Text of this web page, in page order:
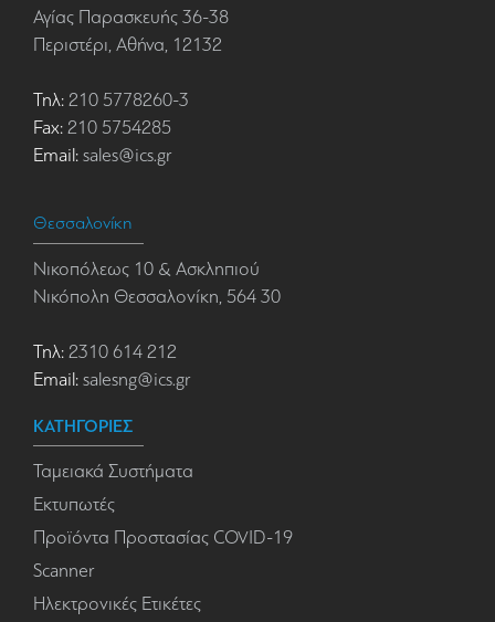
Αγίας Παρασκευής 36-38
Περιστέρι, Αθήνα, 12132
Τηλ: 210 5778260-3
Fax: 210 5754285
Email: sales@ics.gr
Θεσσαλονίκη
Νικοπόλεως 10 & Ασκληπιού
Νικόπολη Θεσσαλονίκη, 564 30
Τηλ: 2310 614 212
Email: salesng@ics.gr
ΚΑΤΗΓΟΡΙΕΣ
Ταμειακά Συστήματα
Εκτυπωτές
Προϊόντα Προστασίας COVID-19
Scanner
Ηλεκτρονικές Ετικέτες